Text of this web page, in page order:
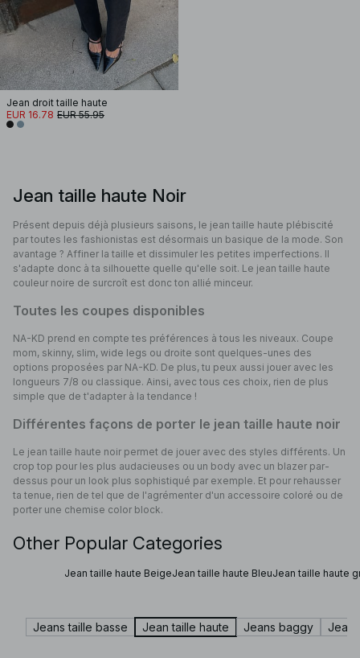
Jean droit taille haute
EUR 16.78 EUR 55.95
Jean taille haute Noir
Présent depuis déjà plusieurs saisons, le jean taille haute plébiscité
par toutes les fashionistas est désormais un basique de la mode. Son
avantage ? Affiner la taille et dissimuler les petites imperfections. Il
s'adapte donc à ta silhouette quelle qu'elle soit. Le jean taille haute
couleur noire de surcroît est donc ton allié minceur.
Toutes les coupes disponibles
NA-KD prend en compte tes préférences à tous les niveaux. Coupe
mom, skinny, slim, wide legs ou droite sont quelques-unes des
options proposées par NA-KD. De plus, tu peux aussi jouer avec les
longueurs 7/8 ou classique. Ainsi, avec tous ces choix, rien de plus
simple que de t'adapter à la tendance !
Différentes façons de porter le jean taille haute noir
Le jean taille haute noir permet de jouer avec des styles différents. Un
crop top pour les plus audacieuses ou un body avec un blazer par-
dessus pour un look plus sophistiqué par exemple. Et pour rehausser
ta tenue, rien de tel que de l'agrémenter d'un accessoire coloré ou de
porter une chemise color block.
Other Popular Categories
Jean taille haute BeigeJean taille haute BleuJean taille haute
Jeans taille basse Jean taille haute Jeans baggy